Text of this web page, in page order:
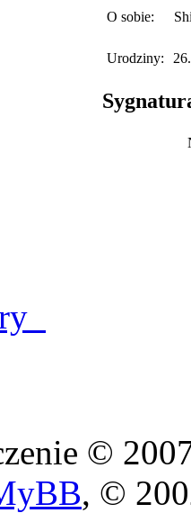
O sobie:
Urodziny:
©
, ©